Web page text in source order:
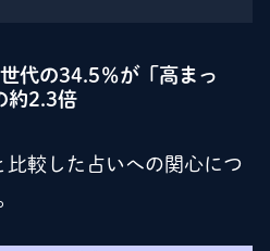
代の34.5％が「高まっ
約2.3倍
較した占いへの関心につ